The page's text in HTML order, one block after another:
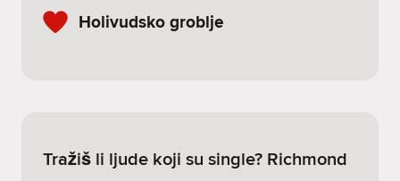
Holivudsko groblje
Tražiš li ljude koji su single? Richmond